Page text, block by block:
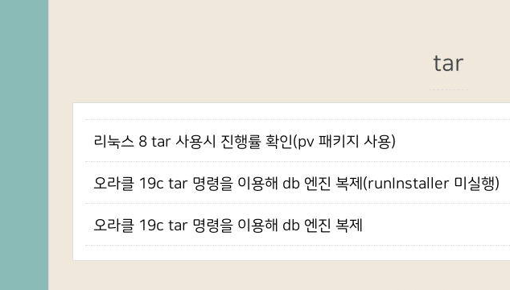
tar
리눅스 8 tar 사용시 진행률 확인(pv 패키지 사용)
오라클 19c tar 명령을 이용해 db 엔진 복제(runInstaller 미실행)
오라클 19c tar 명령을 이용해 db 엔진 복제